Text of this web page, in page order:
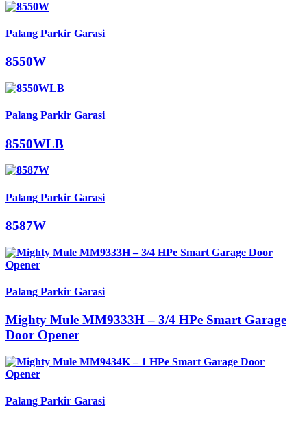
Palang Parkir Garasi
8550W
Palang Parkir Garasi
8550WLB
Palang Parkir Garasi
8587W
Palang Parkir Garasi
Mighty Mule MM9333H – 3/4 HPe Smart Garage
Door Opener
Palang Parkir Garasi